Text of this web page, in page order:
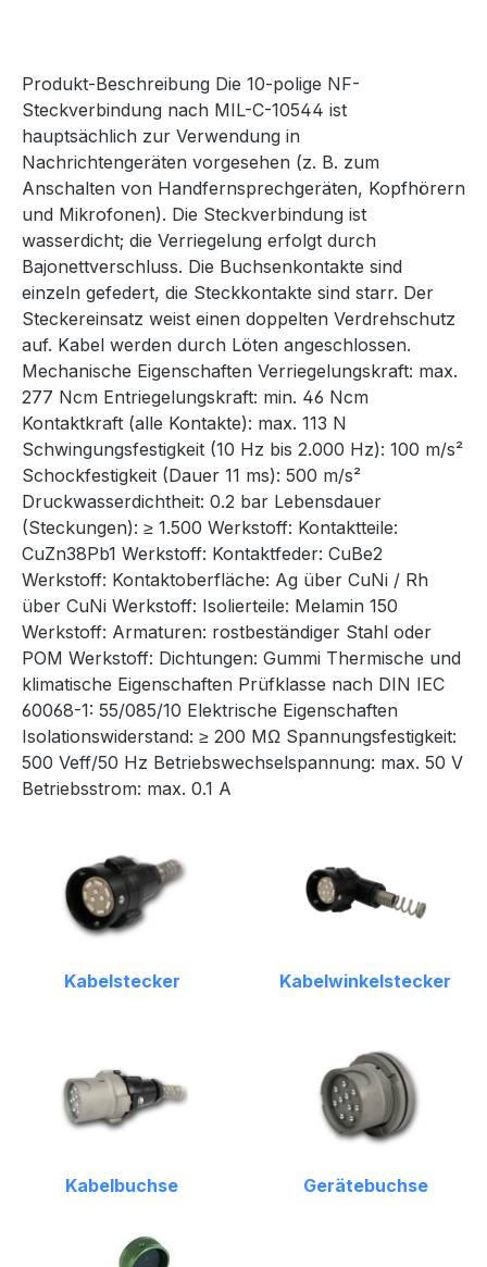
Produkt-Beschreibung Die 10-polige NF-
Steckverbindung nach MIL-C-10544 ist
hauptsächlich zur Verwendung in
Nachrichtengeräten vorgesehen (z. B. zum
Anschalten von Handfernsprechgeräten, Kopfhörern
und Mikrofonen). Die Steckverbindung ist
wasserdicht; die Verriegelung erfolgt durch
Bajonettverschluss. Die Buchsenkontakte sind
einzeln gefedert, die Steckkontakte sind starr. Der
Steckereinsatz weist einen doppelten Verdrehschutz
auf. Kabel werden durch Löten angeschlossen.
Mechanische Eigenschaften Verriegelungskraft: max.
277 Ncm Entriegelungskraft: min. 46 Ncm
Kontaktkraft (alle Kontakte): max. 113 N
Schwingungsfestigkeit (10 Hz bis 2.000 Hz): 100 m/s²
Schockfestigkeit (Dauer 11 ms): 500 m/s²
Druckwasserdichtheit: 0.2 bar Lebensdauer
(Steckungen): ≥ 1.500 Werkstoff: Kontaktteile:
CuZn38Pb1 Werkstoff: Kontaktfeder: CuBe2
Werkstoff: Kontaktoberfläche: Ag über CuNi / Rh
über CuNi Werkstoff: Isolierteile: Melamin 150
Werkstoff: Armaturen: rostbeständiger Stahl oder
POM Werkstoff: Dichtungen: Gummi Thermische und
klimatische Eigenschaften Prüfklasse nach DIN IEC
60068-1: 55/085/10 Elektrische Eigenschaften
Isolationswiderstand: ≥ 200 MΩ Spannungsfestigkeit:
500 Veff/50 Hz Betriebswechselspannung: max. 50 V
Betriebsstrom: max. 0.1 A
Kabelstecker Kabelwinkelstecker
Kabelbuchse Gerätebuchse